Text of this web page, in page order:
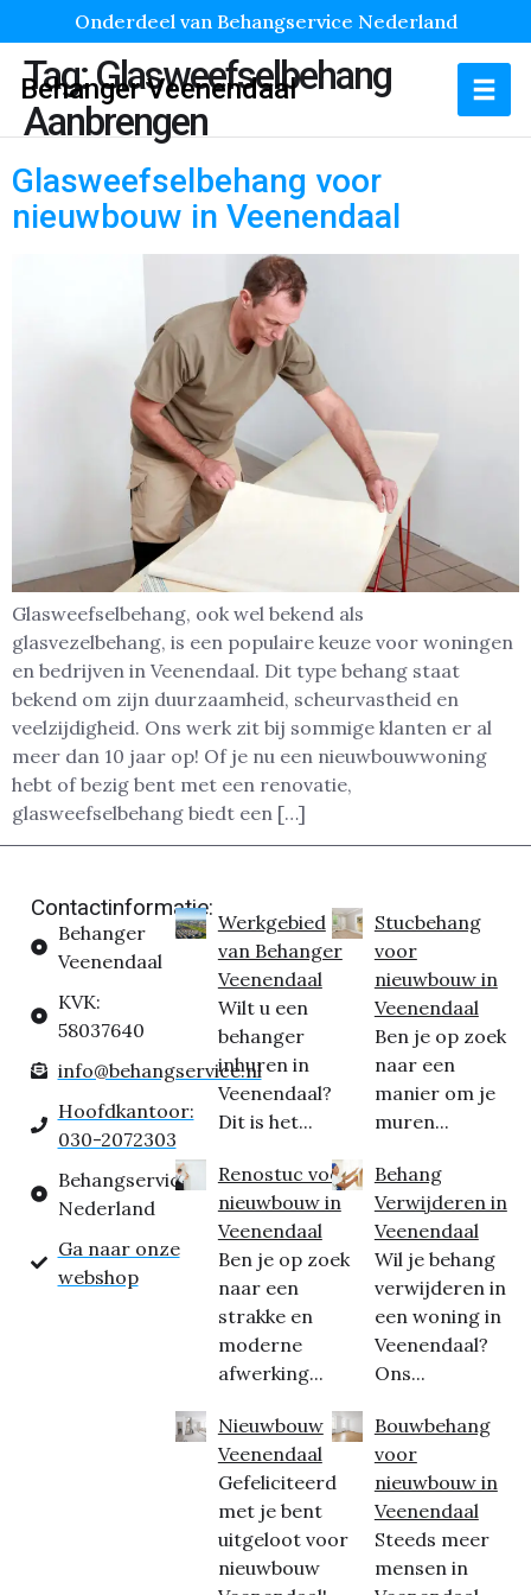
Onderdeel van Behangservice Nederland
Behanger Veenendaal
Tag:Glasweefselbehang
Aanbrengen
Glasweefselbehang voor
nieuwbouw in Veenendaal
Glasweefselbehang, ook wel bekend als
glasvezelbehang, is een populaire keuze voor woningen
en bedrijven in Veenendaal. Dit type behang staat
bekend om zijn duurzaamheid, scheurvastheid en
veelzijdigheid. Ons werk zit bij sommige klanten er al
meer dan 10 jaar op! Of je nu een nieuwbouwwoning
hebt of bezig bent met een renovatie,
glasweefselbehang biedt een […]
Contactinformatie:
Behanger
Veenendaal
KVK:
58037640
info@behangservice.nl
Hoofdkantoor:
030-2072303
Behangservice
Nederland
Ga naar onze
webshop
Werkgebied
van Behanger
Veenendaal
Wilt u een
behanger
inhuren in
Veenendaal?
Dit is het...
Renostuc voor
nieuwbouw in
Veenendaal
Ben je op zoek
naar een
strakke en
moderne
afwerking...
Nieuwbouw
Veenendaal
Gefeliciteerd
met je bent
uitgeloot voor
nieuwbouw
Stucbehang
voor
nieuwbouw in
Veenendaal
Ben je op zoek
naar een
manier om je
muren...
Behang
Verwijderen in
Veenendaal
Wil je behang
verwijderen in
een woning in
Veenendaal?
Ons...
Bouwbehang
voor
nieuwbouw in
Veenendaal
Steeds meer
mensen in